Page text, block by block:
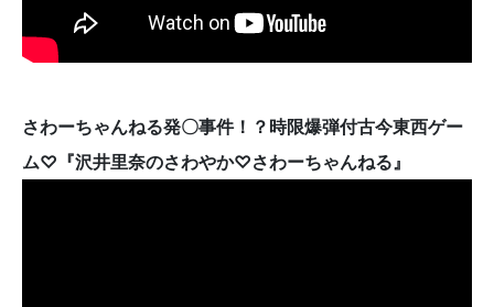
さわーちゃんねる発〇事件！？時限爆弾付古今東西ゲー
ム♡『沢井里奈のさわやか♡さわーちゃんねる』